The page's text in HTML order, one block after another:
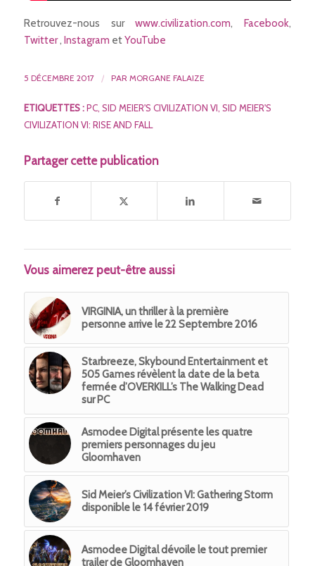
Retrouvez-nous surwww.civilization.com,Facebook,
Twitter, Instagram etYouTube
5 DÉCEMBRE 2017 / PAR MORGANE FALAIZE
ETIQUETTES : PC, SID MEIER'S CIVILIZATION VI, SID MEIER'S
CIVILIZATION VI: RISE AND FALL
Partager cette publication
Vous aimerez peut-être aussi
VIRGINIA, un thriller à la première
personne arrive le 22 Septembre 2016
Starbreeze, Skybound Entertainment et
505 Games révèlent la date de la beta
fermée d’OVERKILL’s The Walking Dead
sur PC
Asmodee Digital présente les quatre
premiers personnages du jeu
Gloomhaven
Sid Meier’s Civilization VI: Gathering Storm
disponible le 14 février 2019
Asmodee Digital dévoile le tout premier
trailer de Gloomhaven